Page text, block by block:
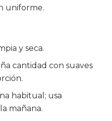
uniforme.
y seca.
cantidad con suaves
habitual; usa
mañana.